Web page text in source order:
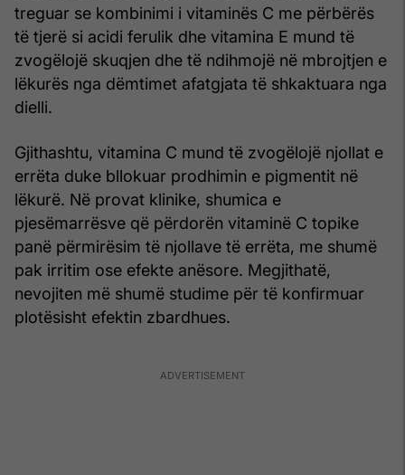
treguar se kombinimi i vitaminës C me përbërës
të tjerë si acidi ferulik dhe vitamina E mund të
zvogëlojë skuqjen dhe të ndihmojë në mbrojtjen e
lëkurës nga dëmtimet afatgjata të shkaktuara nga
dielli.
Gjithashtu, vitamina C mund të zvogëlojë njollat e
errëta duke bllokuar prodhimin e pigmentit në
lëkurë. Në provat klinike, shumica e
pjesëmarrësve që përdorën vitaminë C topike
panë përmirësim të njollave të errëta, me shumë
pak irritim ose efekte anësore. Megjithatë,
nevojiten më shumë studime për të konfirmuar
plotësisht efektin zbardhues.